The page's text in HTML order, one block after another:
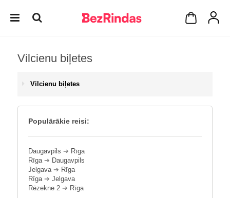
Vilcienu biļetes
Vilcienu biļetes
Populārākie reisi:
Daugavpils ➔ Rīga
Rīga➔ Daugavpils
Jelgava➔ Rīga
Rīga➔ Jelgava
Rēzekne 2 ➔ Rīga